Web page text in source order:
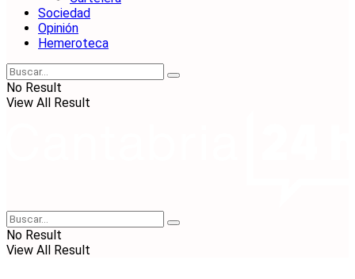
Sociedad
Opinión
Hemeroteca
No Result
View All Result
No Result
View All Result